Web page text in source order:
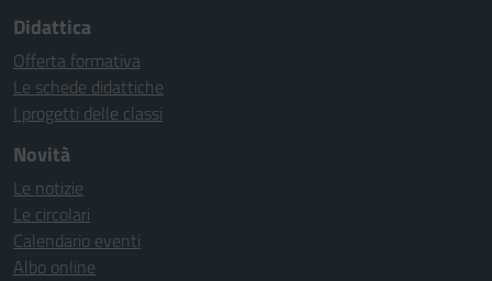
Didattica
Offerta formativa
Le schede didattiche
I progetti delle classi
Novità
Le notizie
Le circolari
Calendario eventi
Albo online